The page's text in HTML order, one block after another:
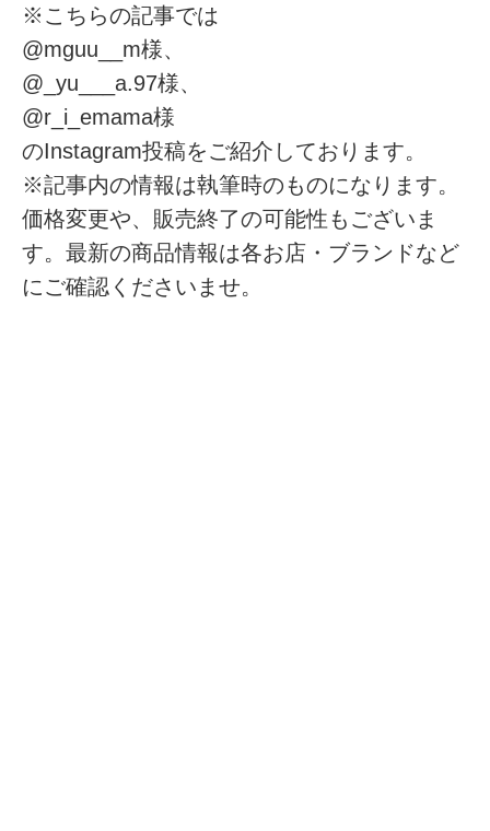
※こちらの記事では
@mguu__m様、
@_yu___a.97様、
@r_i_emama様
のInstagram投稿をご紹介しております。
※記事内の情報は執筆時のものになります。
価格変更や、販売終了の可能性もございま
す。最新の商品情報は各お店・ブランドなど
にご確認くださいませ。